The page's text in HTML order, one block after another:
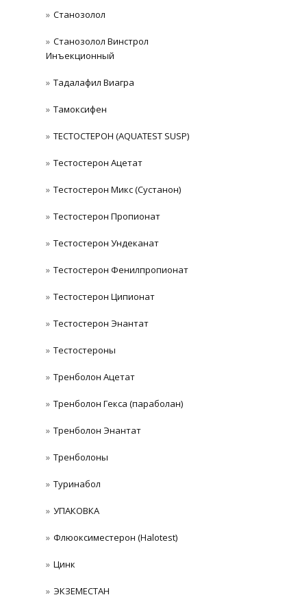
Станoзолол
Станозолол Винстрол
Инъекционный
Тадалафил Виагра
Тамоксифен
ТЕСТОСТЕРОН (AQUATEST SUSP)
Тестостерон Ацетат
Тестостерон Микс (Сустанон)
Тестостерон Пропионат
Тестостерон Ундеканат
Тестостерон Фенилпропионат
Тестостерон Ципионат
Тестостерон Энантат
Тестостероны
Тренболон Ацетат
Тренболон Гекса (параболан)
Тренболон Энантат
Тренболоны
Туринабол
УПАКОВКА
Флюоксиместерон (Halotest)
Цинк
ЭКЗЕМЕСТАН